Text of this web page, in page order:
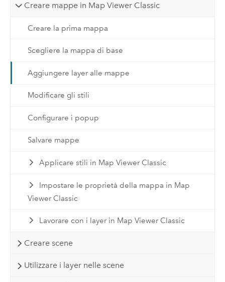
Creare mappe in Map Viewer Classic
Creare la prima mappa
Scegliere la mappa di base
Aggiungere layer alle mappe
Modificare gli stili
Configurare i popup
Salvare mappe
Applicare stili in Map Viewer Classic
Impostare le proprietà della mappa in Map
Viewer Classic
Lavorare con i layer in Map Viewer Classic
Creare scene
Utilizzare i layer nelle scene